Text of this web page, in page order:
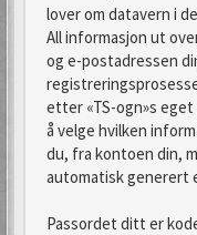
lover om datavern i
All informasjon ut
og e-postadressen
etter «TS-ogn»s
å velge hvilken
du, fra kontoen din,
automatisk generert
Passordet ditt er